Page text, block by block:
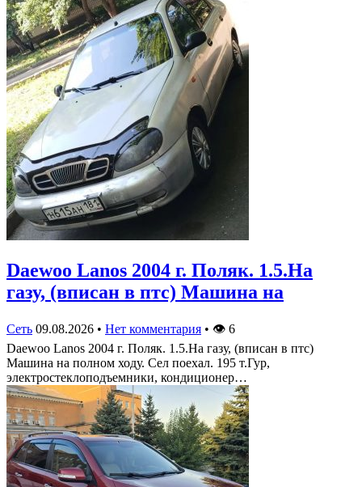
Daewoo Lanos 2004 г. Поляк. 1.5.На
газу, (вписан в птс) Машина на
Сеть 09.08.2026 • Нет комментария • 👁 6
Daewoo Lanos 2004 г. Поляк. 1.5.На газу, (вписан в птс)
Машина на полном ходу. Сел поехал. 195 т.Гур,
электростеклоподъемники, кондиционер…